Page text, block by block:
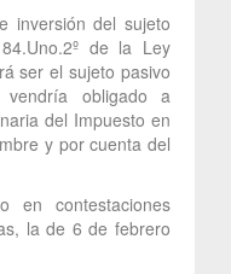
inversión del sujeto
de la Ley
ser el sujeto pasivo
obligado a
del Impuesto en
y por cuenta del
en contestaciones
la de 6 de febrero